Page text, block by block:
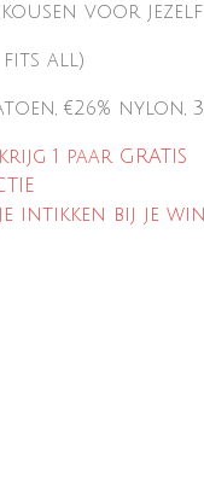
kousen voor
fits all)
€26% nylon,
1 paar GRATIS
intikken bij je